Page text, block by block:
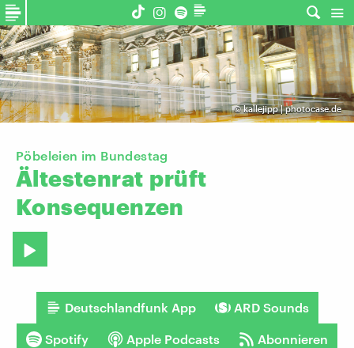
©kallejipp | photocase.de
Pöbeleien im Bundestag
Ältestenrat prüft
Konsequenzen
Deutschlandfunk App ARD Sounds
Spotify Apple Podcasts Abonnieren